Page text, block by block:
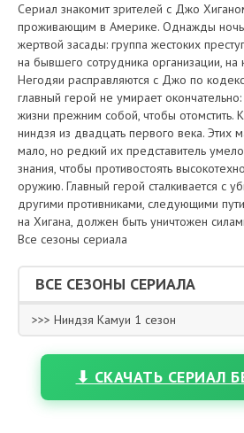
Сериал знакомит зрителей с Джо
проживающим в Америке. Однажды
жертвой засады: группа жестоких
на бывшего сотрудника организации, на
Негодяи расправляются с Джо по
главный герой не умирает
жизни прежним собой, чтобы отомстить.
ниндзя из двадцать первого века. Этих
мало, но редкий их представитель
знания, чтобы противостоять
оружию. Главный герой сталкивается с
другими противниками, следующими
на Хигана, должен быть уничтожен
Все сезоны сериала
ВСЕ СЕЗОНЫ СЕРИАЛА
>>> Ниндзя Камуи 1 сезон
⬇ СКАЧАТЬ СЕРИАЛ